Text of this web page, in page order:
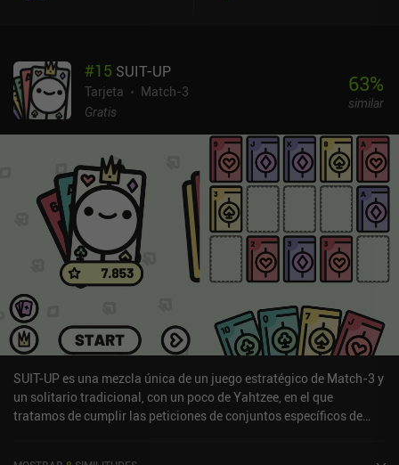
#15 SUIT-UP
Tarjeta
Match-3
Gratis
63%
similar
SUIT-UP es una mezcla única de un juego estratégico de Match-3 y
un solitario tradicional, con un poco de Yahtzee, en el que
tratamos de cumplir las peticiones de conjuntos específicos de